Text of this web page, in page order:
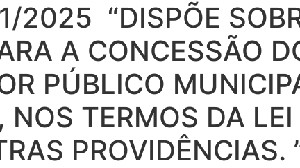
2025 “DISPÕE
A CONCESSÃO
PÚBLICO
NOS TERMOS DA
PROVIDÊNCIAS.